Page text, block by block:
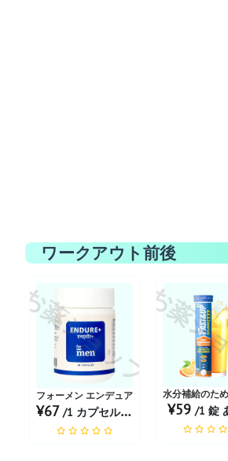
ワークアウト前後
お薬ショップ
フォーメン エンデュア+ カプセル
¥67 /1 カプセル あたり
お薬
水分補給のた
¥59 /1 錠